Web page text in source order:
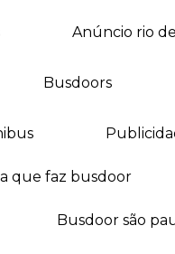
anúncio rio
busdoors
que faz busdoor
busdoor são